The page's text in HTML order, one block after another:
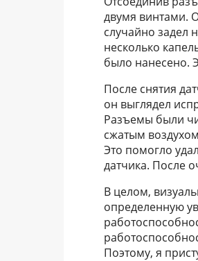
двумя винтами.
случайно задел
несколько
было нанесено.
После снятия
он выглядел
Разъемы были
сжатым
Это помогло
датчика. После
В целом,
определенную
Поэтому, я